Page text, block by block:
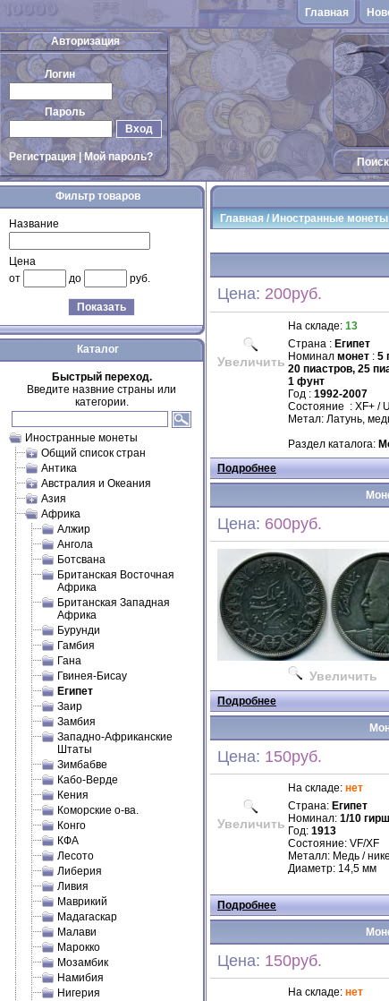
Главная
Авторизация
Логин
Пароль
Вход
Регистрация|Мой пароль?
Фильтр товаров
Название
Цена
от
до руб.
Показать
Каталог
Быстрый переход.
Введите назвние страны или
категории.
Иностранные монеты
Общий список стран
Антика
Австралия и Океания
Азия
Африка
Алжир
Ангола
Ботсвана
Британская Восточная
Африка
Британская Западная
Африка
Бурунди
Гамбия
Гана
Гвинея-Бисау
Египет
Заир
Замбия
Западно-Африканские
Штаты
Зимбабве
Кабо-Верде
Кения
Коморские о-ва.
Конго
КФА
Лесото
Либерия
Ливия
Маврикий
Мадагаскар
Малави
Марокко
Мозамбик
Намибия
Нигерия
Главная / Иностранные монеты
Цена: 200руб.
Увеличить
На складе: 13
Страна : Египет
Номинал монет : 5
20 пиастров, 25
1 фунт
Год : 1992-2007
Состояние : XF+ /
Метал: Латунь,
Раздел каталога:
Подробнее
Цена: 600руб.
Увеличить
Подробнее
Цена: 150руб.
Увеличить
На складе: нет
Страна: Египет
Номинал: 1/10
Год: 1913
Состояние: VF/XF
Металл: Медь /
Диаметр: 14,5 мм
Подробнее
Цена: 150руб.
На складе: нет